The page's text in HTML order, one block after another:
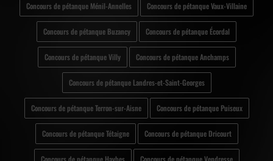
Concours de pétanque Ménil-Annelles Concours de pétanque Vaux-Villaine
Concours de pétanque Buzancy Concours de pétanque Écordal
Concours de pétanque Villy Concours de pétanque Anchamps
Concours de pétanque Landres-et-Saint-Georges
Concours de pétanque Terron-sur-Aisne Concours de pétanque Puiseux
Concours de pétanque Tétaigne Concours de pétanque Dricourt